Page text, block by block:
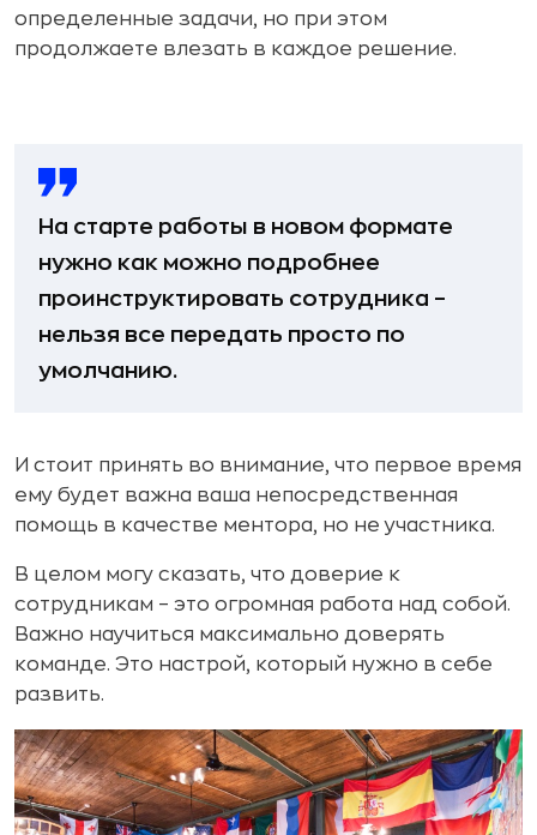
определенные задачи, но при этом
продолжаете влезать в каждое решение.
На старте работы в новом формате
нужно как можно подробнее
проинструктировать сотрудника –
нельзя все передать просто по
умолчанию.
И стоит принять во внимание, что первое время
ему будет важна ваша непосредственная
помощь в качестве ментора, но не участника.
В целом могу сказать, что доверие к
сотрудникам – это огромная работа над собой.
Важно научиться максимально доверять
команде. Это настрой, который нужно в себе
развить.